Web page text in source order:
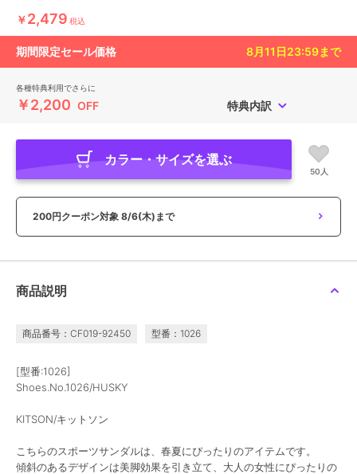
￥2,479 税込
期間限定セール価格 8月11日23:59まで
各種特典利用でさらに
￥2,200 OFF 特典内訳
カラー・サイズを選ぶ
50人
200円クーポン対象 8/6(木)まで
商品説明
商品番号：CF019-92450 型番：1026
[型番:1026]
Shoes.No.1026/HUSKY
KITSON/キットソン
こちらのスポーツサンダルは、春夏にぴったりのアイテムです。
傾斜のあるデザインは美脚効果を引き立て、大人の女性にぴったりの